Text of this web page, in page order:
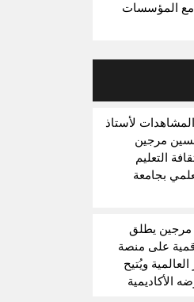
مع المؤسسات
لأستاذ
مرجين
التعليم
بجامعة
يطلق
على منصة
ويُتيح
الأكاديمية